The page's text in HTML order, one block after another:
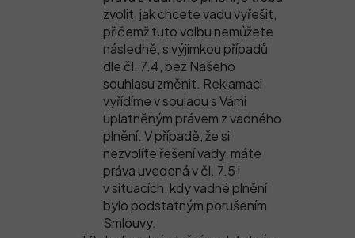
zvolit, jak chcete vadu vyřešit,
přičemž tuto volbu nemůžete
následně, s výjimkou případů
dle čl. 7.4, bez Našeho
souhlasu změnit. Reklamaci
vyřídíme v souladu s Vámi
uplatněným právem z vadného
plnění. V případě, že si
nezvolíte řešení vady, máte
práva uvedená v čl. 7.5 i
v situacích, kdy vadné plnění
bylo podstatným porušením
Smlouvy.